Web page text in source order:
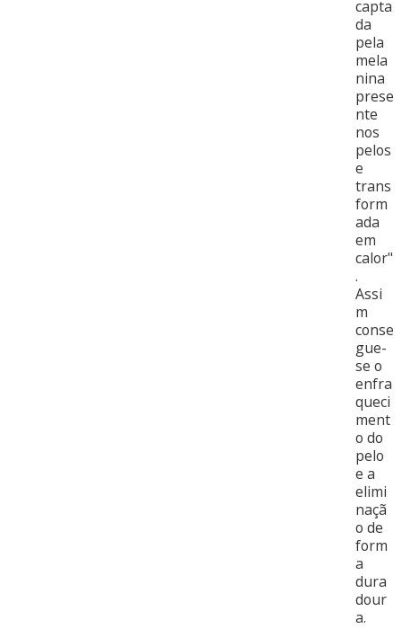
capta
da
pela
mela
nina
prese
nte
nos
pelos
e
trans
form
ada
em
calor"
.
Assi
m
conse
gue-
se o
enfra
queci
ment
o do
pelo
e a
elimi
naçã
o de
form
a
dura
dour
a.